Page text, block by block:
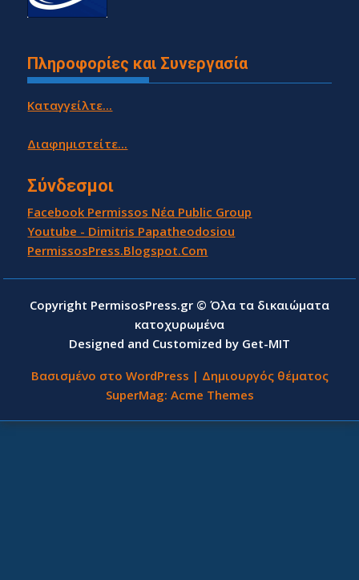
Πληροφορίες και Συνεργασία
Καταγγείλτε...
Διαφημιστείτε...
Σύνδεσμοι
Facebook Permissos Νέα Public Group
Youtube - Dimitris Papatheodosiou
PermissosPress.Blogspot.Com
Copyright PermisosPress.gr © Όλα τα δικαιώματα
κατοχυρωμένα
Designed and Customized by Get-MIT
Βασισμένο στο WordPress | Δημιουργός θέματος
SuperMag: Acme Themes